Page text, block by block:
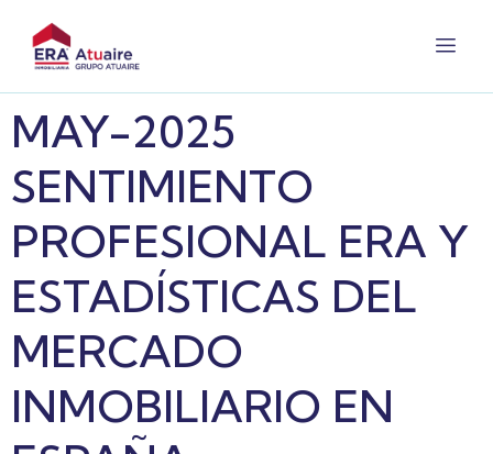
MAY-2025
SENTIMIENTO
PROFESIONAL ERA Y
ESTADÍSTICAS DEL
MERCADO
INMOBILIARIO EN